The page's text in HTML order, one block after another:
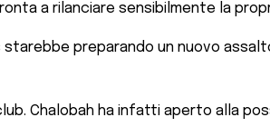
a rilanciare sensibilmente la
preparando un nuovo
Chalobah ha infatti aperto alla